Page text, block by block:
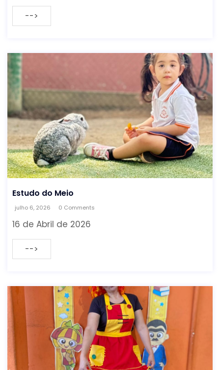
-->
Estudo do Meio
julho 6, 2026 0 Comments
16 de Abril de 2026
-->